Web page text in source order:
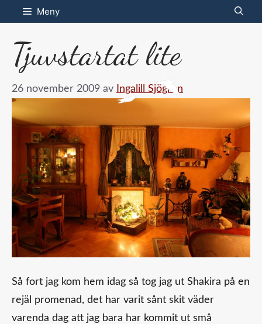
Hoppa
till
innehåll
Meny
Tjuvstartat lite
26 november 2009 av Ingalill Sjögren
Så fort jag kom hem idag så tog jag ut Shakira på en
rejäl promenad, det har varit sånt skit väder
varenda dag att jag bara har kommit ut små